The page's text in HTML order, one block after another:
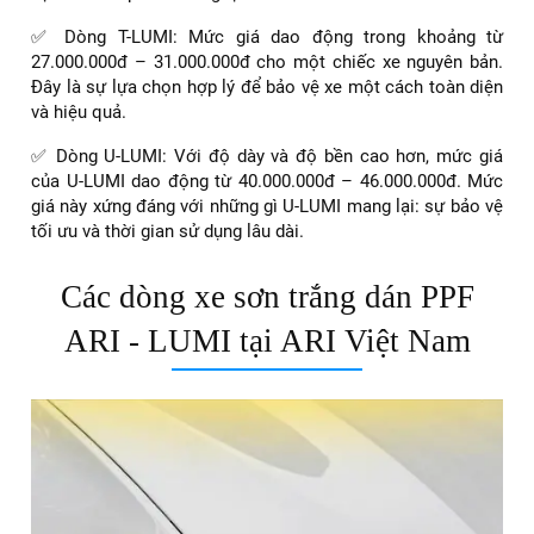
✅ Dòng T-LUMI: Mức giá dao động trong khoảng từ
27.000.000đ – 31.000.000đ cho một chiếc xe nguyên bản.
Đây là sự lựa chọn hợp lý để bảo vệ xe một cách toàn diện
và hiệu quả.
✅ Dòng U-LUMI: Với độ dày và độ bền cao hơn, mức giá
của U-LUMI dao động từ 40.000.000đ – 46.000.000đ. Mức
giá này xứng đáng với những gì U-LUMI mang lại: sự bảo vệ
tối ưu và thời gian sử dụng lâu dài.
Các dòng xe sơn trắng dán PPF
ARI - LUMI tại ARI Việt Nam